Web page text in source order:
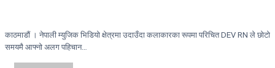
काठमाडौं । नेपाली म्युजिक भिडियो क्षेत्रमा उदाउँदा कलाकारका रूपमा परिचित DEV RN ले छोटो
समयमै आफ्नो अलग पहिचान…